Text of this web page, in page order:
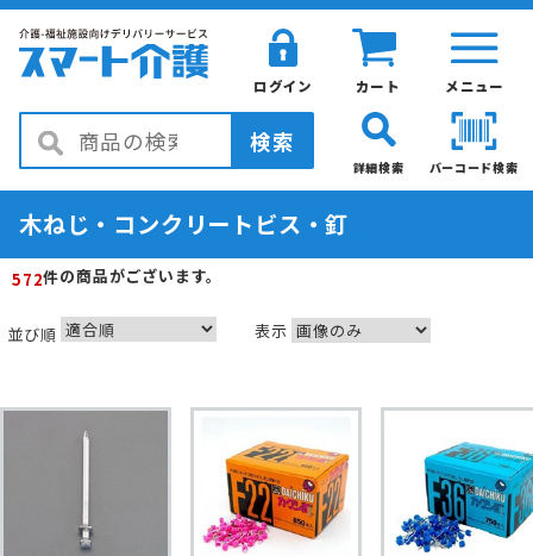
メニュー
カート
ログイン
検索
バーコード検索
詳細検索
木ねじ・コンクリートビス・釘
572件の商品がございます。
並び順 表示